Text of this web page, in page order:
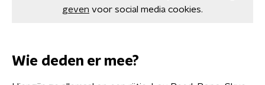
geven voor social media cookies.
Wie deden er mee?